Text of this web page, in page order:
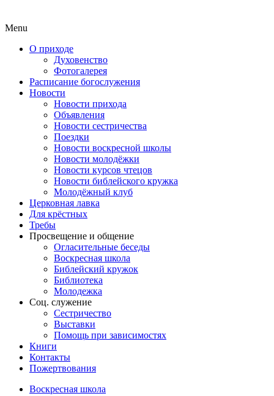
Menu
О приходе
Духовенство
Фотогалерея
Расписание богослужения
Новости
Новости прихода
Объявления
Новости сестричества
Поездки
Новости воскресной школы
Новости молодёжки
Новости курсов чтецов
Новости библейского кружка
Молодёжный клуб
Церковная лавка
Для крёстных
Требы
Просвещение и общение
Огласительные беседы
Воскресная школа
Библейский кружок
Библиотека
Молодежка
Соц. служение
Сестричество
Выставки
Помощь при зависимостях
Книги
Контакты
Пожертвования
Воскресная школа